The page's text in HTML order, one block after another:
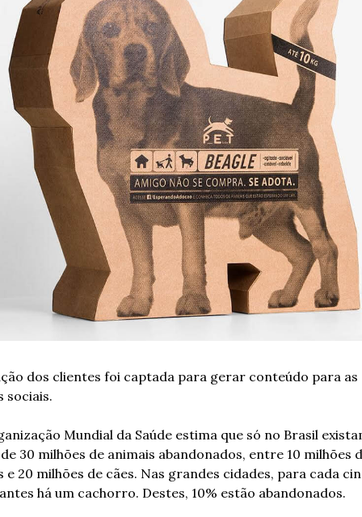
dos clientes foi captada para gerar conteúdo para as
sociais.
Mundial da Saúde estima que só no Brasil
30 milhões de animais abandonados, entre 10 milhões
e 20 milhões de cães. Nas grandes cidades, para cada
há um cachorro. Destes, 10% estão abandonados.